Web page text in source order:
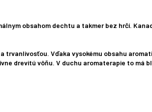
obsahom dechtu a takmer bez hrčí.
Vďaka vysokému obsahu
drevitú vôňu. V duchu aromaterapie to má